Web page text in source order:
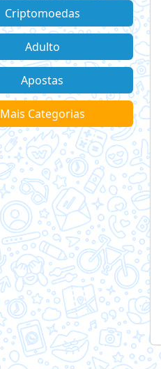
Criptomoedas
Adulto
Apostas
Mais Categorias